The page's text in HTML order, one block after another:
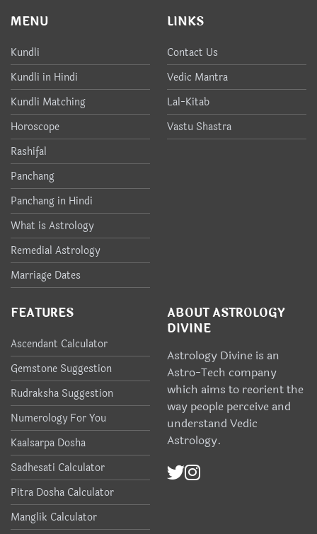
MENU
Kundli
Kundli in Hindi
Kundli Matching
Horoscope
Rashifal
Panchang
Panchang in Hindi
What is Astrology
Remedial Astrology
Marriage Dates
LINKS
Contact Us
Vedic Mantra
Lal-Kitab
Vastu Shastra
FEATURES
Ascendant Calculator
Gemstone Suggestion
Rudraksha Suggestion
Numerology For You
Kaalsarpa Dosha
Sadhesati Calculator
Pitra Dosha Calculator
Manglik Calculator
ABOUT ASTROLOGY
DIVINE
Astrology Divine is an
Astro-Tech company
which aims to reorient the
way people perceive and
understand Vedic
Astrology.